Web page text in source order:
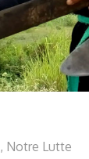
, Notre Lutte